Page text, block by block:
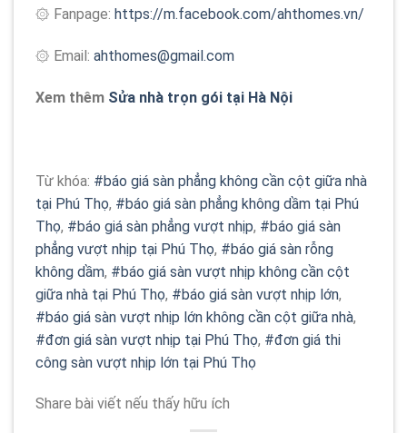
۞ Fanpage: https://m.facebook.com/ahthomes.vn/
۞ Email: ahthomes@gmail.com
Xem thêm Sửa nhà trọn gói tại Hà Nội
Từ khóa: #báo giá sàn phẳng không cần cột giữa nhà
tại Phú Thọ, #báo giá sàn phẳng không dầm tại Phú
Thọ, #báo giá sàn phẳng vượt nhịp, #báo giá sàn
phẳng vượt nhịp tại Phú Thọ, #báo giá sàn rỗng
không dầm, #báo giá sàn vượt nhịp không cần cột
giữa nhà tại Phú Thọ, #báo giá sàn vượt nhịp lớn,
#báo giá sàn vượt nhịp lớn không cần cột giữa nhà,
#đơn giá sàn vượt nhịp tại Phú Thọ, #đơn giá thi
công sàn vượt nhịp lớn tại Phú Thọ
Share bài viết nếu thấy hữu ích